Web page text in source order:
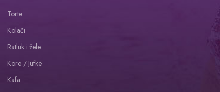
Torte
Kolači
Ratluk i žele
Kore / Jufke
Kafa